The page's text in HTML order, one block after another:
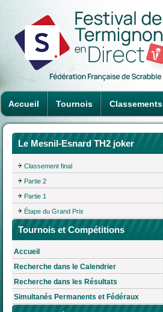
Accueil Tournois Classements
Le Mesnil-Esnard TH2 joker
Classement final
Partie 2
Partie 1
Étape du Grand Prix
Tournois et Compétitions
Accueil
Recherche dans le Calendrier
Recherche dans les Résultats
Simultanés Permanents et Fédéraux